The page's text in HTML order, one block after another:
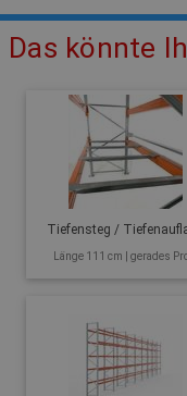
Das könnte
Tiefensteg /
Länge 111 cm | gerades